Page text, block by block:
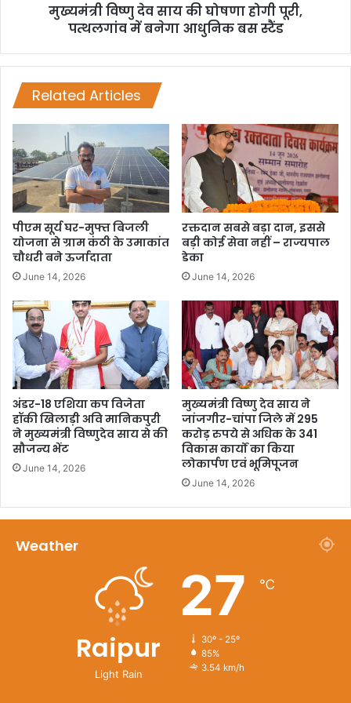
मुख्यमंत्री विष्णु देव साय की घोषणा होगी पूरी,
पत्थलगांव में बनेगा आधुनिक बस स्टैंड
Related Articles
पीएम सूर्य घर-मुफ्त बिजली
योजना से ग्राम कंठी के उमाकांत
चौधरी बने ऊर्जादाता
June 14, 2026
रक्तदान सबसे बड़ा दान, इससे
बड़ी कोई सेवा नहीं – राज्यपाल
डेका
June 14, 2026
अंडर-18 एशिया कप विजेता
हॉकी खिलाड़ी अवि मानिकपुरी
ने मुख्यमंत्री विष्णुदेव साय से की
सौजन्य भेंट
June 14, 2026
मुख्यमंत्री विष्णु देव साय ने
जांजगीर-चांपा जिले में 295
करोड़ रुपये से अधिक के 341
विकास कार्यों का किया
लोकार्पण एवं भूमिपूजन
June 14, 2026
Weather
Raipur
Light Rain
27 ℃
30º - 25º
85%
3.54 km/h